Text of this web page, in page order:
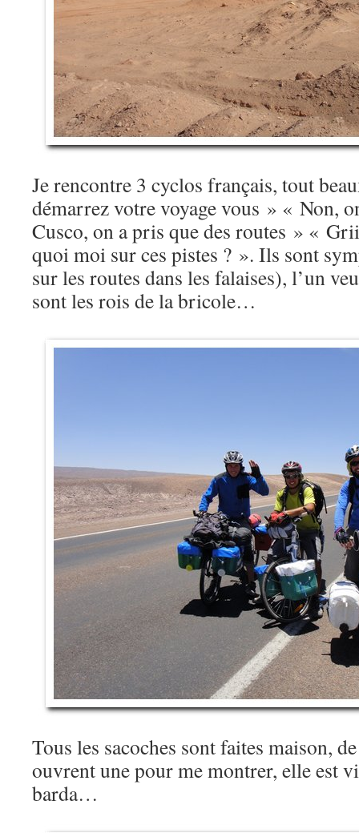
Je rencontre 3 cyclos français, tout
démarrez votre voyage vous » « Non,
Cusco, on a pris que des routes » «
quoi moi sur ces pistes ? ». Ils sont
sur les routes dans les falaises), l’un
sont les rois de la bricole…
Tous les sacoches sont faites maison,
ouvrent une pour me montrer, elle est
barda…